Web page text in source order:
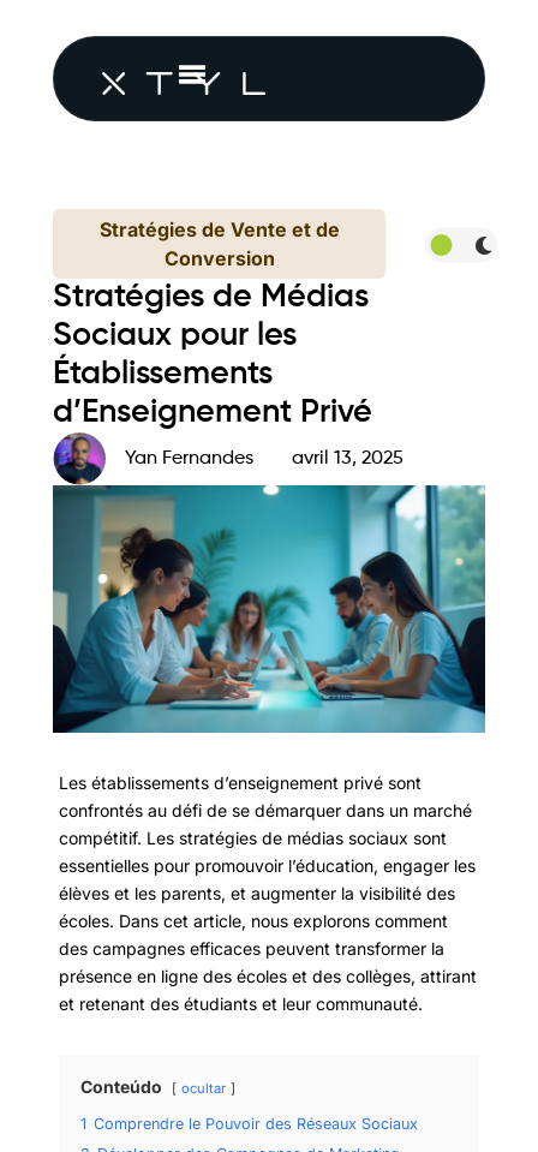
Stratégies de Vente et de
Conversion
Stratégies de Médias
Sociaux pour les
Établissements
d’Enseignement Privé
Yan Fernandes avril 13, 2025
Les établissements d’enseignement privé sont
confrontés au défi de se démarquer dans un marché
compétitif. Les stratégies de médias sociaux sont
essentielles pour promouvoir l’éducation, engager les
élèves et les parents, et augmenter la visibilité des
écoles. Dans cet article, nous explorons comment
des campagnes efficaces peuvent transformer la
présence en ligne des écoles et des collèges, attirant
et retenant des étudiants et leur communauté.
Conteúdo ocultar
1 Comprendre le Pouvoir des Réseaux Sociaux